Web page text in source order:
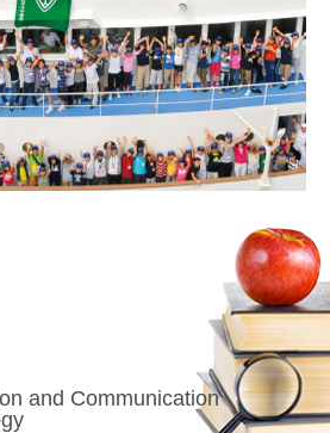
and Communication